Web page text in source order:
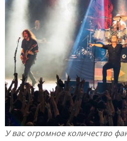
У вас огромное количество